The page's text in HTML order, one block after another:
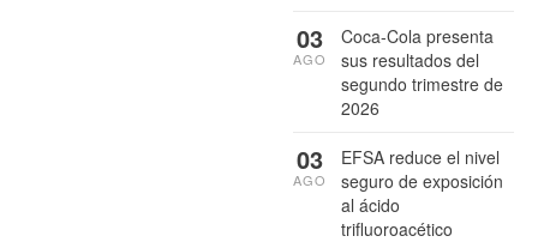
Coca-Cola presenta
sus resultados del
segundo trimestre de
2026
03
AGO
EFSA reduce el nivel
seguro de exposición
al ácido
trifluoroacético
03
AGO